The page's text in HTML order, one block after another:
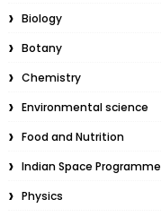
Biology
Botany
Chemistry
Environmental science
Food and Nutrition
Indian Space Programme
Physics